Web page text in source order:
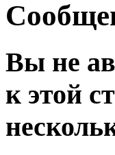
Вы не
к этой